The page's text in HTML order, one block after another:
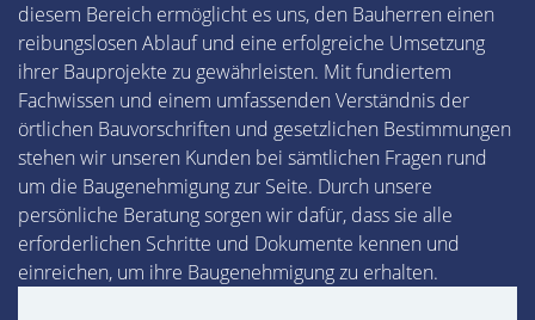
diesem Bereich ermöglicht es uns, den Bauherren einen
reibungslosen Ablauf und eine erfolgreiche Umsetzung
ihrer Bauprojekte zu gewährleisten. Mit fundiertem
Fachwissen und einem umfassenden Verständnis der
örtlichen Bauvorschriften und gesetzlichen Bestimmungen
stehen wir unseren Kunden bei sämtlichen Fragen rund
um die Baugenehmigung zur Seite. Durch unsere
persönliche Beratung sorgen wir dafür, dass sie alle
erforderlichen Schritte und Dokumente kennen und
einreichen, um ihre Baugenehmigung zu erhalten.